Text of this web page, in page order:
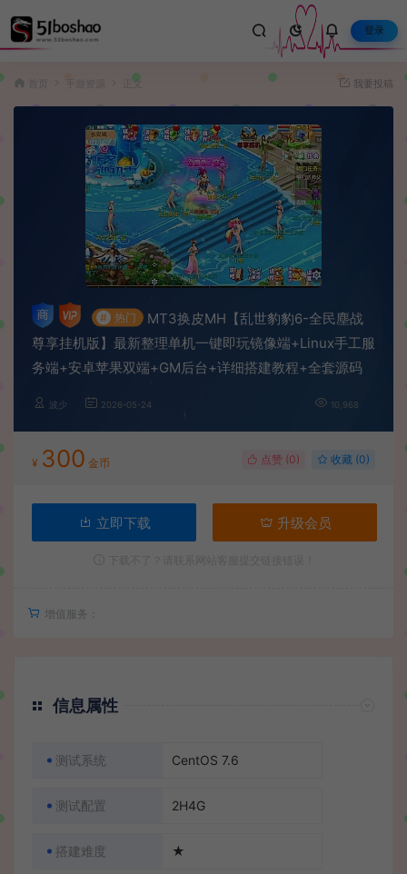
登录
手游资源 正文 我要投稿
# 热门
MT3换皮MH【乱世豹豹6-全民塵战
尊享挂机版】最新整理单机一键即玩镜像端+Linux手工服
务端+安卓苹果双端+GM后台+详细搭建教程+全套源码
波少 2026-05-24 10,968
¥ 300 金币 点赞 (0) 收藏 (0)
立即下载 升级会员
增值服务：
信息属性
测试系统 CentOS 7.6
测试配置 2H4G
搭建难度 ★